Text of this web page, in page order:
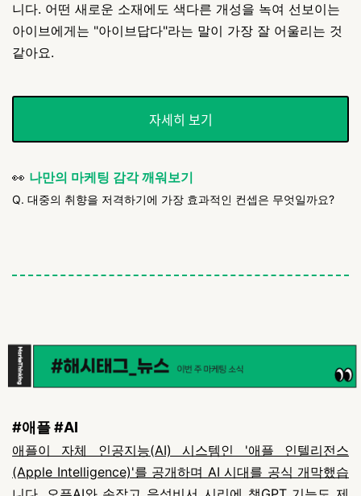
니다. 어떤 새로운 소재에도 색다른 개성을 녹여 선보이는
아이브에게는 "아이브답다"라는 말이 가장 잘 어울리는 것
같아요.
자세히 보기
👀 나만의 마케팅 감각 깨워보기
Q. 대중의 취향을 저격하기에 가장 효과적인 컨셉은 무엇일까요?
#애플 #AI
애플이 자체 인공지능(AI) 시스템인 '애플 인텔리전스
(Apple Intelligence)'를 공개하며 AI 시대를 공식 개막했습